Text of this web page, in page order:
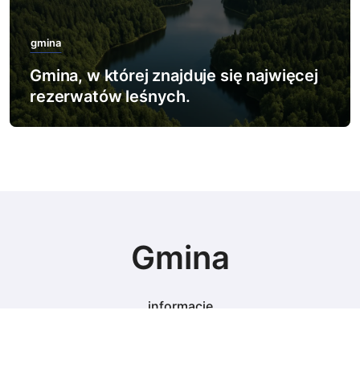
gmina
Gmina, w której znajduje się najwięcej
rezerwatów leśnych.
Gmina
informacje